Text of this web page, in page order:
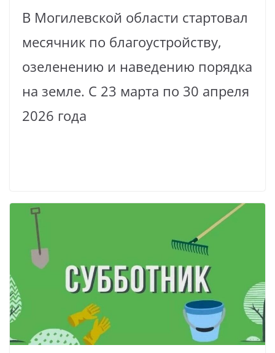
В Могилевской области стартовал
месячник по благоустройству,
озеленению и наведению порядка
на земле. С 23 марта по 30 апреля
2026 года